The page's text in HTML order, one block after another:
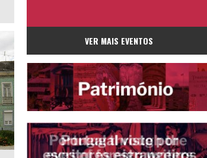
VER MAIS EVENTOS